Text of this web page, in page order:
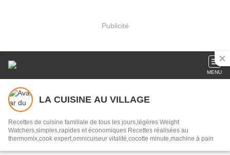
Publicité
MENU
LA CUISINE AU VILLAGE
Recettes de cuisine familiale de tous les jours,légères Weight
Watchers,simples,rapides et économiques Recettes réalisées au
thermomix,cook expert,omnicuiseur vitalité,cocotte minute,machine à pain